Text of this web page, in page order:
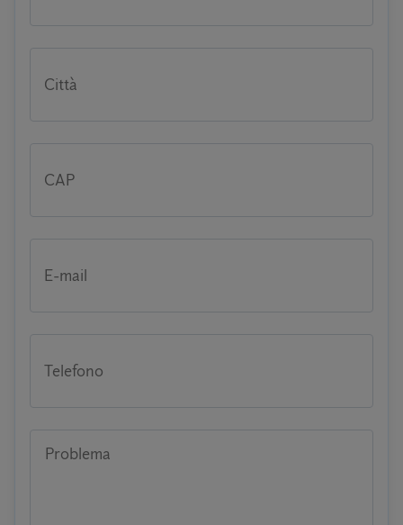
Città
CAP
E-mail
Telefono
Problema